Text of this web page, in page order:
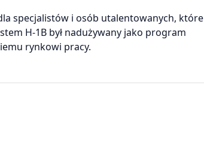
specjalistów i osób utalentowanych, które
H-1B był nadużywany jako program
rynkowi pracy.